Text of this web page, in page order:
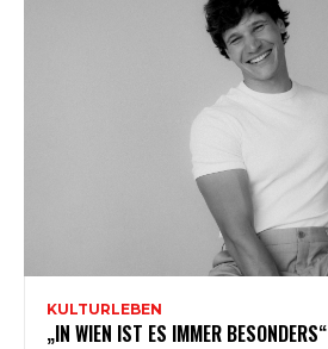
KULTURLEBEN
„IN WIEN IST ES IMMER BESONDERS“